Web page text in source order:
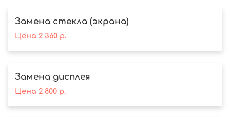
Замена стекла (экрана)
Цена 2 360р.
Замена дисплея
Цена 2 800р.